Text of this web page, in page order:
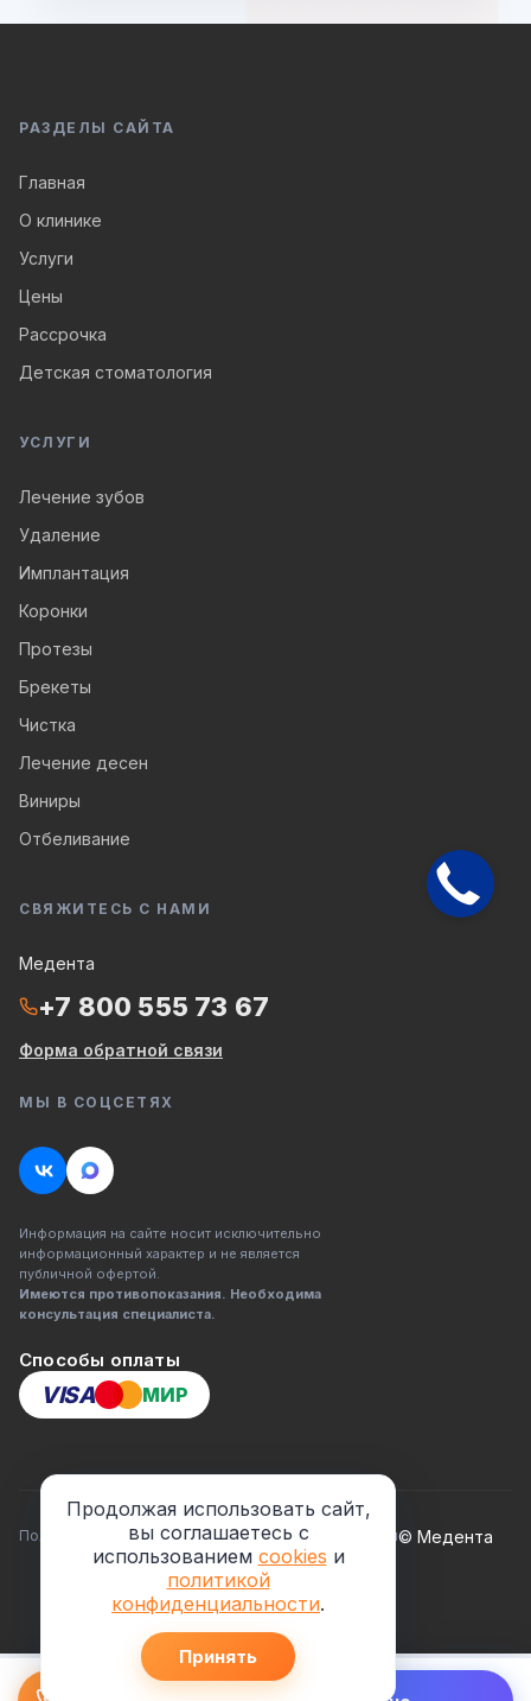
РАЗДЕЛЫ САЙТА
Главная
О клинике
Услуги
Цены
Рассрочка
Детская стоматология
УСЛУГИ
Лечение зубов
Удаление
Имплантация
Коронки
Протезы
Брекеты
Чистка
Лечение десен
Виниры
Отбеливание
СВЯЖИТЕСЬ С НАМИ
Медента
+7 800 555 73 67
Форма обратной связи
МЫ В СОЦСЕТЯХ
Информация на сайте носит исключительно
информационный характер и не является
публичной офертой.
Имеются противопоказания. Необходима
консультация специалиста.
Способы оплаты
VISA МИР
Политика конфиденциальностиЛицензии и реквизиты© Медента
Продолжая использовать сайт,
вы соглашаетесь с
использованием cookies и
политикой
конфиденциальности.
Принять